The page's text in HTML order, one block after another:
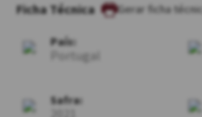
Ficha Técnica
País:
Portugal
Safra: